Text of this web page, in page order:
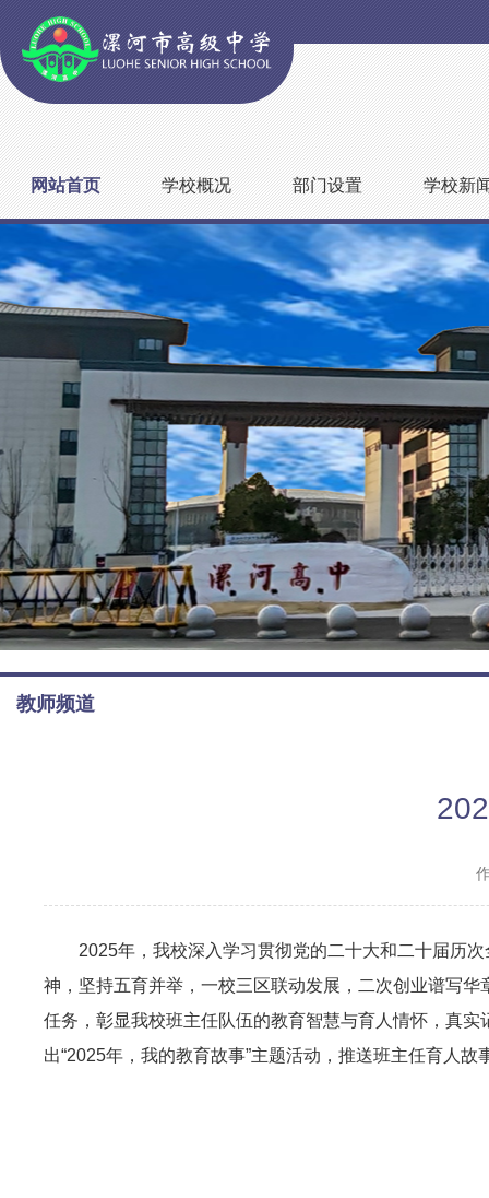
网站首页 学校概况 部门设置 学校新
教师频道
2025年，我校深入学习贯彻党的二十大和二十届历
神，坚持五育并举，一校三区联动发展，二次创业谱写
任务，彰显我校班主任队伍的教育智慧与育人情怀，真
出“2025年，我的教育故事”主题活动，推送班主任育人故